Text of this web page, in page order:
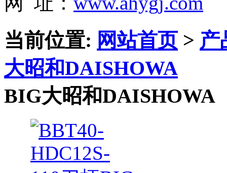
当前位置: 网站首页> 产
大昭和DAISHOWA
BIG大昭和DAISHOWA